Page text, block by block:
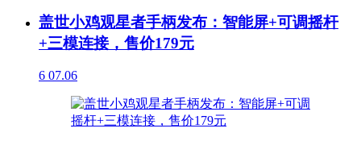
盖世小鸡观星者手柄发布：智能屏+可调摇杆
+三模连接，售价179元
6 07.06